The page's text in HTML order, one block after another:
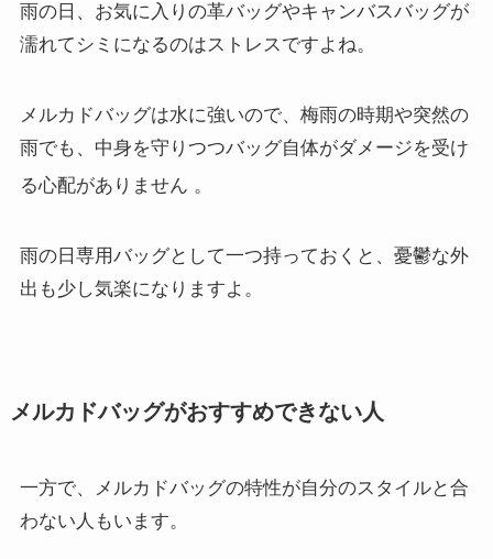
雨の日、お気に入りの革バッグやキャンバスバッグが
濡れてシミになるのはストレスですよね。
メルカドバッグは水に強いので、梅雨の時期や突然の
雨でも、中身を守りつつバッグ自体がダメージを受け
る心配がありません 。
雨の日専用バッグとして一つ持っておくと、憂鬱な外
出も少し気楽になりますよ。
メルカドバッグがおすすめできない人
一方で、メルカドバッグの特性が自分のスタイルと合
わない人もいます。